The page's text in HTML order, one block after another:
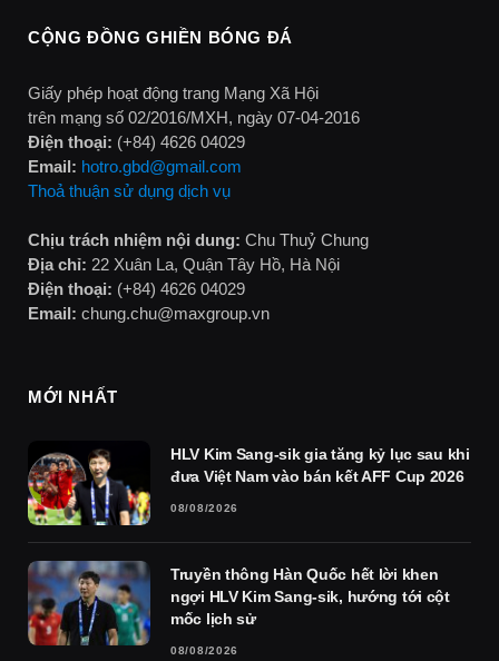
CỘNG ĐỒNG GHIỀN BÓNG ĐÁ
Giấy phép hoạt động trang Mạng Xã Hội
trên mạng số 02/2016/MXH, ngày 07-04-2016
Điện thoại: (+84) 4626 04029
Email: hotro.gbd@gmail.com
Thoả thuận sử dụng dịch vụ
Chịu trách nhiệm nội dung: Chu Thuỷ Chung
Địa chỉ: 22 Xuân La, Quận Tây Hồ, Hà Nội
Điện thoại: (+84) 4626 04029
Email: chung.chu@maxgroup.vn
MỚI NHẤT
HLV Kim Sang-sik gia tăng kỷ lục sau khi
đưa Việt Nam vào bán kết AFF Cup 2026
08/08/2026
Truyền thông Hàn Quốc hết lời khen
ngợi HLV Kim Sang-sik, hướng tới cột
mốc lịch sử
08/08/2026